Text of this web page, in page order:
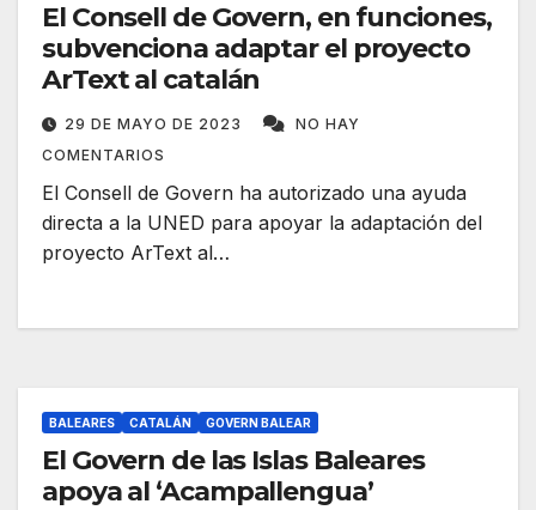
El Consell de Govern, en funciones,
subvenciona adaptar el proyecto
ArText al catalán
29 DE MAYO DE 2023
NO HAY
COMENTARIOS
El Consell de Govern ha autorizado una ayuda
directa a la UNED para apoyar la adaptación del
proyecto ArText al…
BALEARES CATALÁN GOVERN BALEAR
El Govern de las Islas Baleares
apoya al ‘Acampallengua’